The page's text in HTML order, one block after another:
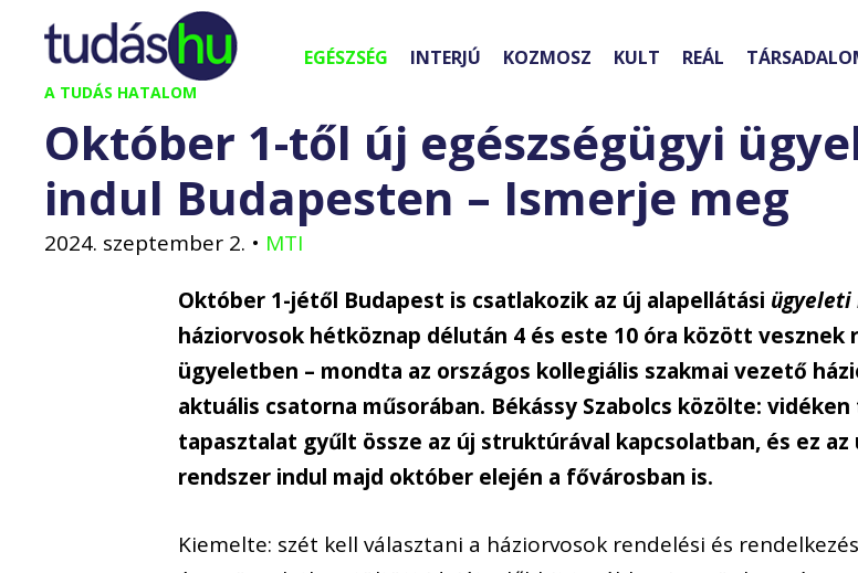
Kilépés
tartalomba
A TUDÁS HATALOM
EGÉSZSÉG INTERJÚ KOZMOSZ KULT REÁL
Október 1-től új egészségügyi
indul Budapesten – Ismerje meg
2024. szeptember 2. • MTI
Október 1-jétől Budapest is csatlakozik az új alapellátási ügyeleti
háziorvosok hétköznap délután 4 és este 10 óra között vesznek
ügyeletben – mondta az országos kollegiális szakmai vezető
aktuális csatorna műsorában. Békássy Szabolcs közölte:
tapasztalat gyűlt össze az új struktúrával kapcsolatban, és ez
rendszer indul majd október elején a fővárosban is.
Kiemelte: szét kell választani a háziorvosok rendelési és